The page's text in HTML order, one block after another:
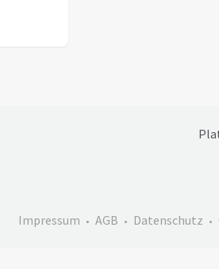
Impressum AGB Datenschutz